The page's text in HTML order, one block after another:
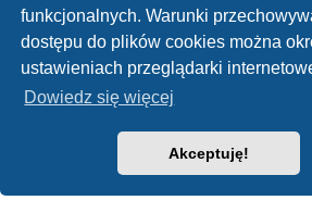
funkcjonalnych. Warunki
dostępu do plików cookies można
ustawieniach przeglądarki
Dowiedz się więcej
Akceptuję!
Forum OC PL Strona główna
Technologię dostarcza
®